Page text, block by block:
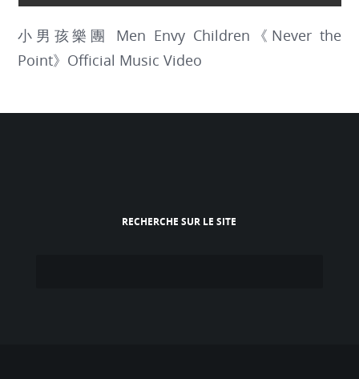
小男孩樂團 Men Envy Children《Never the
Point》Official Music Video
RECHERCHE SUR LE SITE